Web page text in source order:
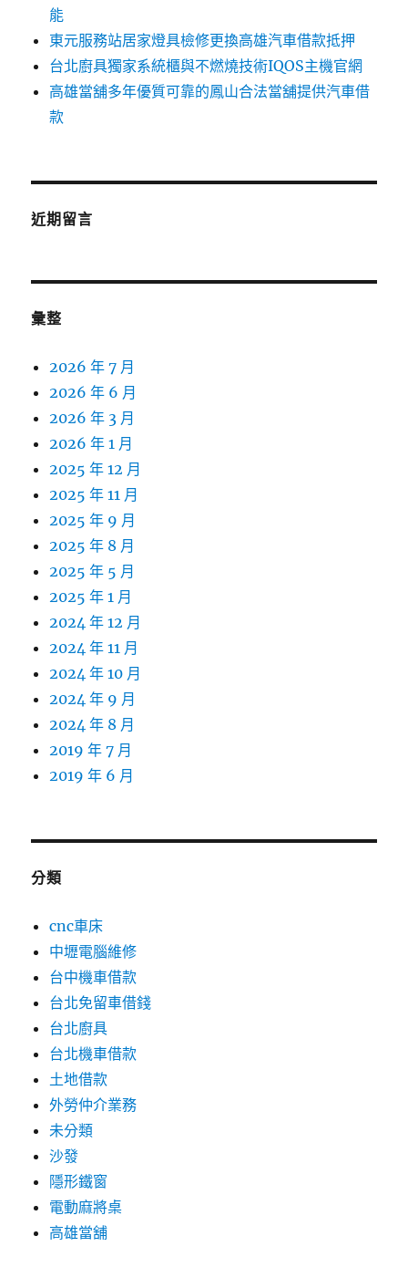
能
東元服務站居家燈具檢修更換高雄汽車借款抵押
台北廚具獨家系統櫃與不燃燒技術IQOS主機官網
高雄當舖多年優質可靠的鳳山合法當舖提供汽車借
款
近期留言
彙整
2026 年 7 月
2026 年 6 月
2026 年 3 月
2026 年 1 月
2025 年 12 月
2025 年 11 月
2025 年 9 月
2025 年 8 月
2025 年 5 月
2025 年 1 月
2024 年 12 月
2024 年 11 月
2024 年 10 月
2024 年 9 月
2024 年 8 月
2019 年 7 月
2019 年 6 月
分類
cnc車床
中壢電腦維修
台中機車借款
台北免留車借錢
台北廚具
台北機車借款
土地借款
外勞仲介業務
未分類
沙發
隱形鐵窗
電動麻將桌
高雄當舖